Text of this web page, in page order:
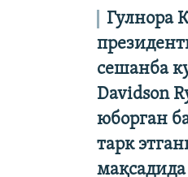
Гулнора
сешанба
Davidson
юборган
тарк